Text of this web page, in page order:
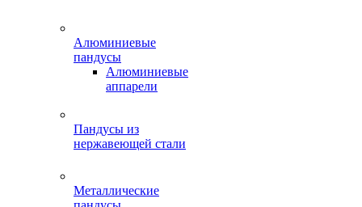
Алюминиевые
пандусы
Алюминиевые
аппарели
Пандусы из
нержавеющей стали
Металлические